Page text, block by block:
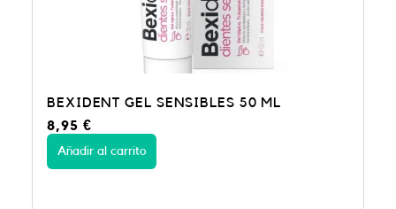
BEXIDENT GEL SENSIBLES 50 ML
8,95 €
Añadir al carrito